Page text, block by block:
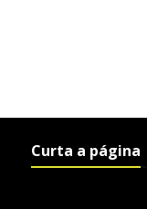
Curta a página